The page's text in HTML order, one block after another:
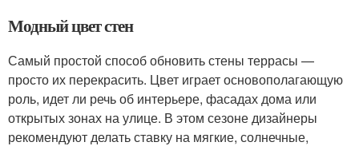
Модный цвет стен
Самый простой способ обновить стены террасы —
просто их перекрасить. Цвет играет основополагающую
роль, идет ли речь об интерьере, фасадах дома или
открытых зонах на улице. В этом сезоне дизайнеры
рекомендуют делать ставку на мягкие, солнечные,